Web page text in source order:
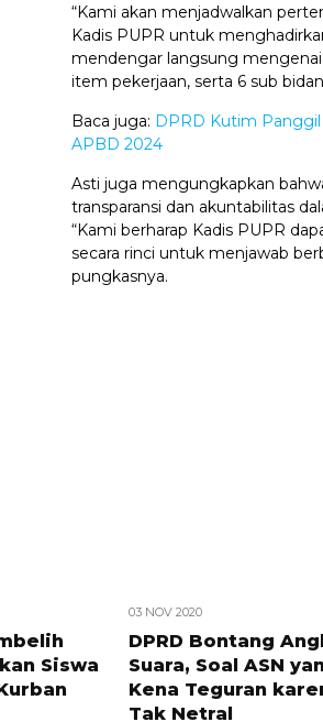
“Kami akan menjadwalkan
Kadis PUPR untuk
mendengar langsung
item pekerjaan, serta 6 sub
Baca juga: DPRD Kutim Panggil
APBD 2024
Asti juga mengungkapkan
transparansi dan akuntabilitas
“Kami berharap Kadis PUPR
secara rinci untuk menjawab
pungkasnya.
Siswa
03 NOV 2020
DPRD Bontang
Suara, Soal ASN
Kena Teguran
Tak Netral